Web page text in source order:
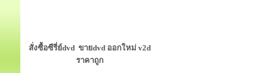
สั่งซื้อซีรี่ย์dvd ขายdvd ออกใหม่ v2d
ราคาถูก